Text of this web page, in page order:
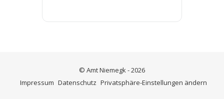
© Amt Niemegk - 2026
Impressum Datenschutz Privatsphäre-Einstellungen ändern